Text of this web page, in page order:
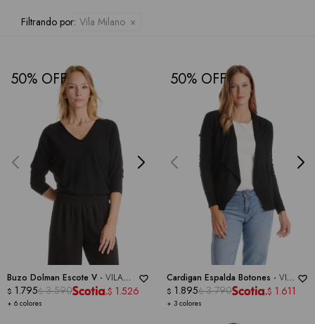
Filtrando por: Vila Milano
50
Buzo Dolman Escote V - VILA
MILANO
+ 6 colores
$ 1.795$ 3.590 $ 1.526
50
Cardigan Espalda Botones - VILA
MILANO
+ 3 colores
$ 1.895$ 3.790 $ 1.611